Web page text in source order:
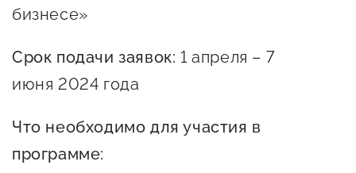
предпринимателей
Проекты
Оказание услуг в
Истории успеха
технологического и
предпринимательства
О центре
Обучающие
Справочник
бизнесе»
Срок подачи заявок: 1 апреля – 7
июня 2024 года
Что необходимо для участия в
программе: